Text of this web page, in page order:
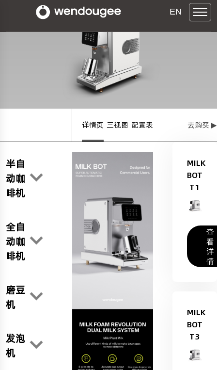
EN
详情页 三视图 配置表 去购买 ▶
半自
动咖
啡机
全自
动咖
啡机
磨豆
机
发泡
机
MILK
BOT
T1
查
看
详
情
MILK
BOT
T3